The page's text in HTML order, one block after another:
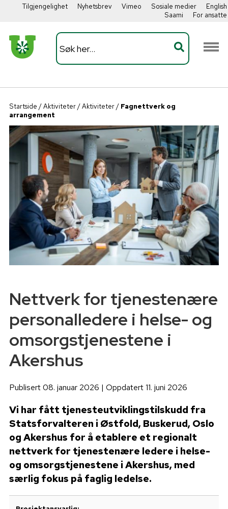
Tilgjengelighet Nyhetsbrev Vimeo Sosiale medier
English
Saami
For ansatte
Startside /Aktiviteter/Aktiviteter/ Fagnettverk og
arrangement
Nettverk for tjenestenære
personalledere i helse- og
omsorgstjenestene i
Akershus
Publisert 08. januar 2026 | Oppdatert 11. juni 2026
Vi har fått tjenesteutviklingstilskudd fra
Statsforvalteren i Østfold, Buskerud, Oslo
og Akershus for å etablere et regionalt
nettverk for tjenestenære ledere i helse-
og omsorgstjenestene i Akershus, med
særlig fokus på faglig ledelse.